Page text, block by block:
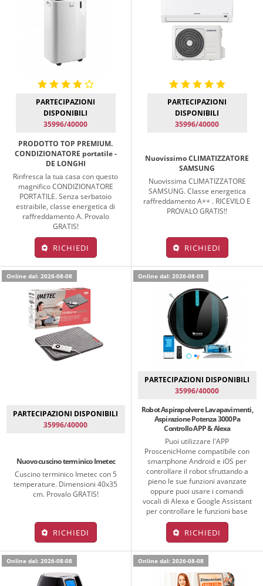
PARTECIPAZIONI
DISPONIBILI
35996/40000
PRODOTTO TOP PREMIUM.
CONDIZIONATORE portatile -
DE LONGHI
Rinfresca la tua casa con questo
magnifico CONDIZIONATORE
PORTATILE. Senza serbatoio
estraibile, classe energetica di
raffreddamento A. Provalo
GRATIS!
RICHIEDI
PARTECIPAZIONI
DISPONIBILI
35996/40000
Nuovissimo CLIMATIZZATORE
SAMSUNG
Nuovissima CLIMATIZZATORE
SAMSUNG. Classe energetica
raffreddamento A++ . RICEVILO E
PROVALO GRATIS!!
RICHIEDI
Online dal: 2026-08-08
PARTECIPAZIONI DISPONIBILI
35996/40000
Nuovo cuscino terminico Imetec
Cuscino terminico Imetec con 5
temperature. Dimensioni 40x35
cm. Provalo GRATIS!
RICHIEDI
Online dal: 2026-08-08
PARTECIPAZIONI DISPONIBILI
35996/40000
Robot Aspirapolvere Lavapavimenti,
Aspirazione Potenza 3000Pa
Controllo APP & Alexa
Puoi utilizzare l'APP
ProscenicHome compatibile con
smartphone Android e iOS per
controllare il robot sfruttando a
pieno le sue funzioni avanzate
oppure puoi usare i comandi
vocali di Alexa e Google Assistant
per controllare le funzioni base
RICHIEDI
Online dal: 2026-08-08 Online dal: 2026-08-08